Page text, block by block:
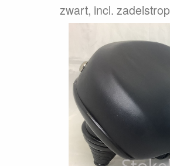
zwart, incl. zadelstrop